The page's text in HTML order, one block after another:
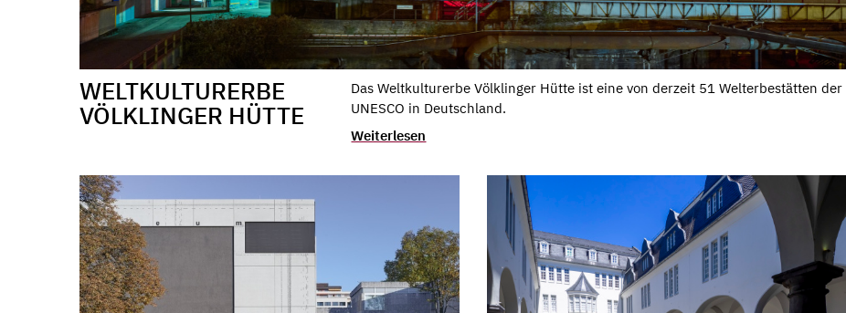
WELTKULTURERBE
VÖLKLINGER HÜTTE
Das Weltkulturerbe Völklinger Hütte ist eine von derzeit 51 Welterbestätten der
UNESCO in Deutschland.
Weiterlesen